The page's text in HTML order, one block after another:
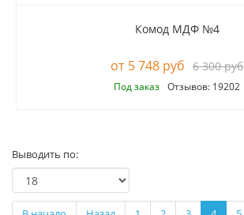
Комод МДФ №4
5 748 руб 6 300 руб
Под заказ Отзывов: 19202
Выводить по: